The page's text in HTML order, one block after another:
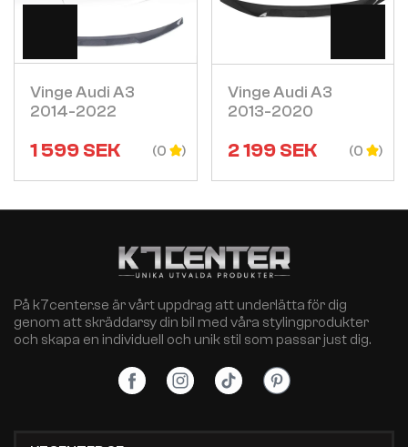
Vinge Audi A3
2014-2022
1 599SEK (0
Vinge Audi A3
2013-2020
2 199SEK (0
Visa
På k7center.se är vårt uppdrag att underlätta för dig
genom att skräddarsy din bil med våra stylingprodukter
och skapa en individuell och unik stil som passar just dig.